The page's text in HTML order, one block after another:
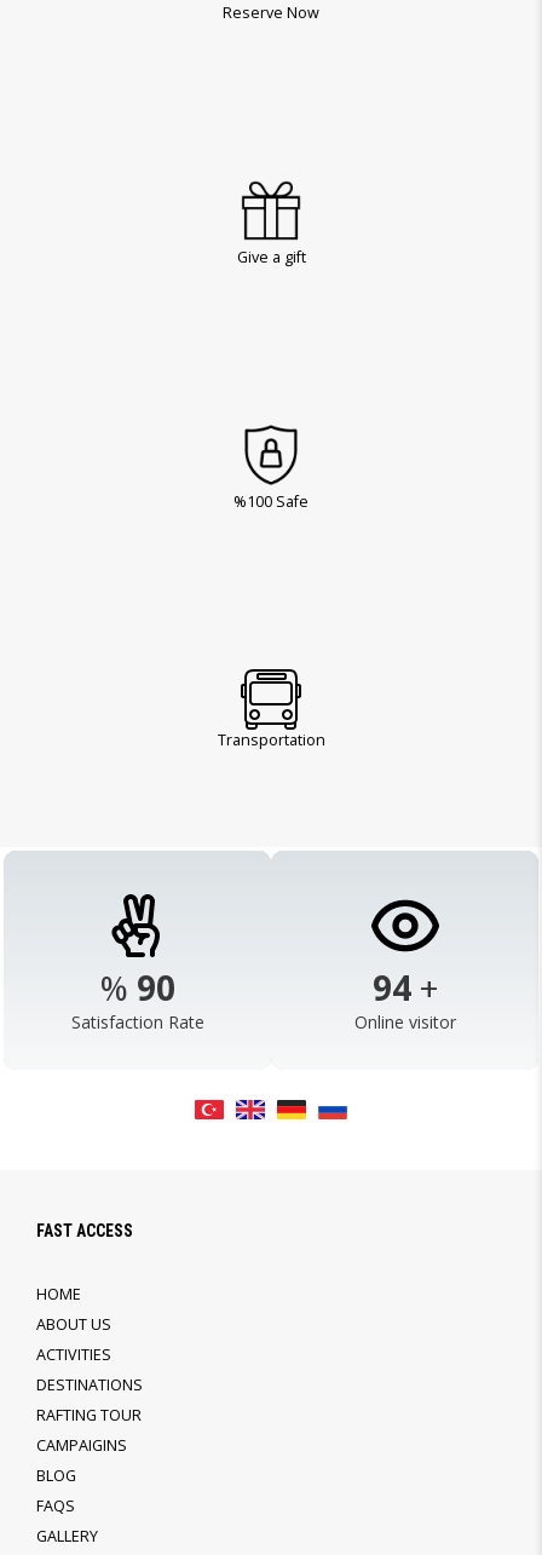
Reserve Now
Give a gift
%100 Safe
Transportation
% 98
Satisfaction Rate
103 +
Online visitor
FAST ACCESS
HOME
ABOUT US
ACTIVITIES
DESTINATIONS
RAFTING TOUR
CAMPAIGINS
BLOG
FAQS
GALLERY